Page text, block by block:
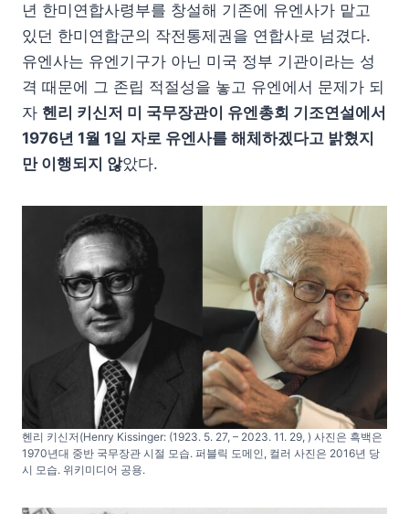
년 한미연합사령부를 창설해 기존에 유엔사가 맡고
있던 한미연합군의 작전통제권을 연합사로 넘겼다.
유엔사는 유엔기구가 아닌 미국 정부 기관이라는 성
격 때문에 그 존립 적절성을 놓고 유엔에서 문제가 되
자 헨리 키신저 미 국무장관이 유엔총회 기조연설에서
1976년 1월 1일 자로 유엔사를 해체하겠다고 밝혔지
만 이행되지 않았다.
헨리 키신저(Henry Kissinger: (1923. 5. 27, – 2023. 11. 29, ) 사진은 흑백은
1970년대 중반 국무장관 시절 모습. 퍼블릭 도메인, 컬러 사진은 2016년 당
시 모습. 위키미디어 공용.